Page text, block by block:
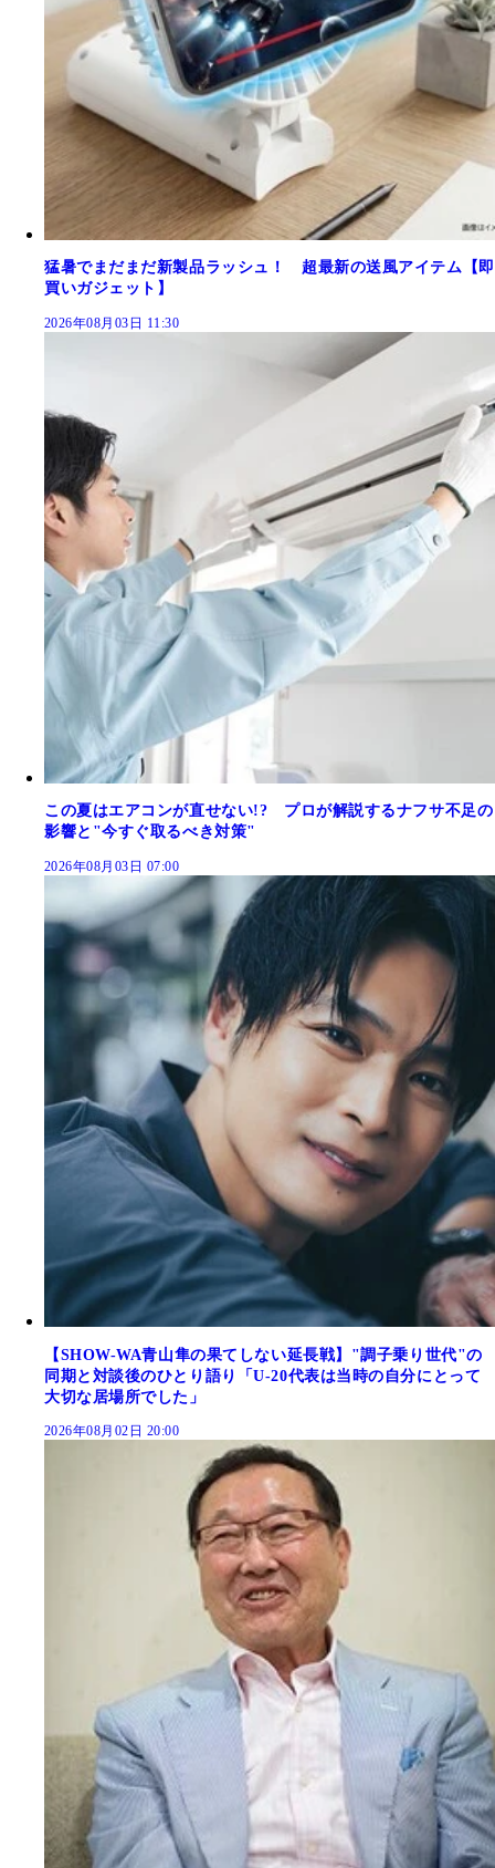
猛暑でまだまだ新製品ラッシュ！ 超最新の送風アイテム【即
買いガジェット】
2026年08月03日 11:30
この夏はエアコンが直せない!? プロが解説するナフサ不足の
影響と"今すぐ取るべき対策"
2026年08月03日 07:00
【SHOW-WA青山隼の果てしない延長戦】"調子乗り世代"の
同期と対談後のひとり語り「U-20代表は当時の自分にとって
大切な居場所でした」
2026年08月02日 20:00